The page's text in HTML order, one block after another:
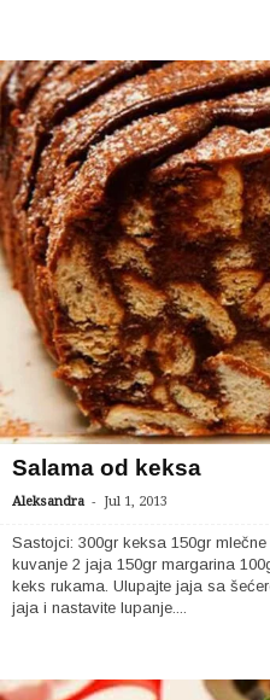
Salama od keksa
Aleksandra - Jul 1, 2013
Sastojci: 300gr keksa 150gr
kuvanje 2 jaja 150gr margarina
keks rukama. Ulupajte jaja sa
jaja i nastavite lupanje....